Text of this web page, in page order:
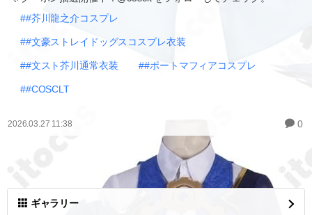
##芥川龍之介コスプレ
##文豪ストレイドッグスコスプレ衣装
##文スト芥川通常衣装 ##ポートマフィアコスプレ
##COSCLT
2026.03.27 11:38 0
ギャラリー